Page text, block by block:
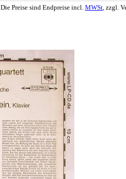
Die Preise sind Endpreise incl. MWSt, zzgl.